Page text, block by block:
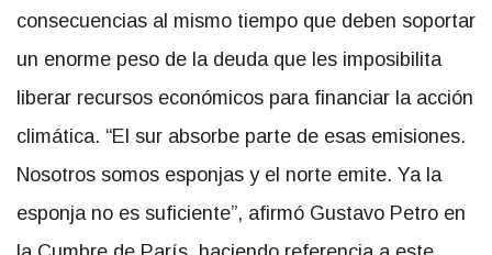
consecuencias al mismo tiempo que deben soportar
un enorme peso de la deuda que les imposibilita
liberar recursos económicos para financiar la acción
climática. “El sur absorbe parte de esas emisiones.
Nosotros somos esponjas y el norte emite. Ya la
esponja no es suficiente”, afirmó Gustavo Petro en